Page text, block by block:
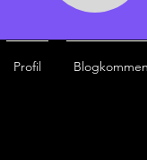
Profil